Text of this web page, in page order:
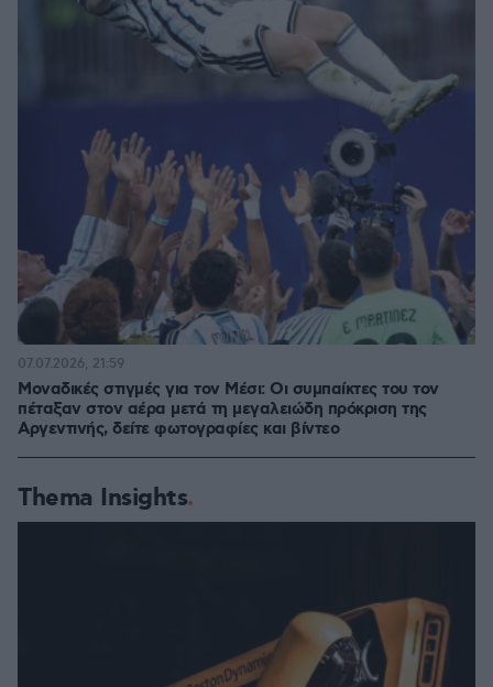
Μοναδικές στιγμές για τον Μέσι: Οι συμπαίκτες του τον
πέταξαν στον αέρα μετά τη μεγαλειώδη πρόκριση της
Αργεντινής, δείτε φωτογραφίες και βίντεο
07.07.2026, 21:59
Thema Insights